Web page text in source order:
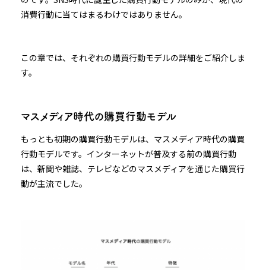
消費行動に当てはまるわけではありません。
この章では、それぞれの購買行動モデルの詳細をご紹介しま
す。
マスメディア時代の購買行動モデル
もっとも初期の購買行動モデルは、マスメディア時代の購買
行動モデルです。インターネットが普及する前の購買行動
は、新聞や雑誌、テレビなどのマスメディアを通じた購買行
動が主流でした。